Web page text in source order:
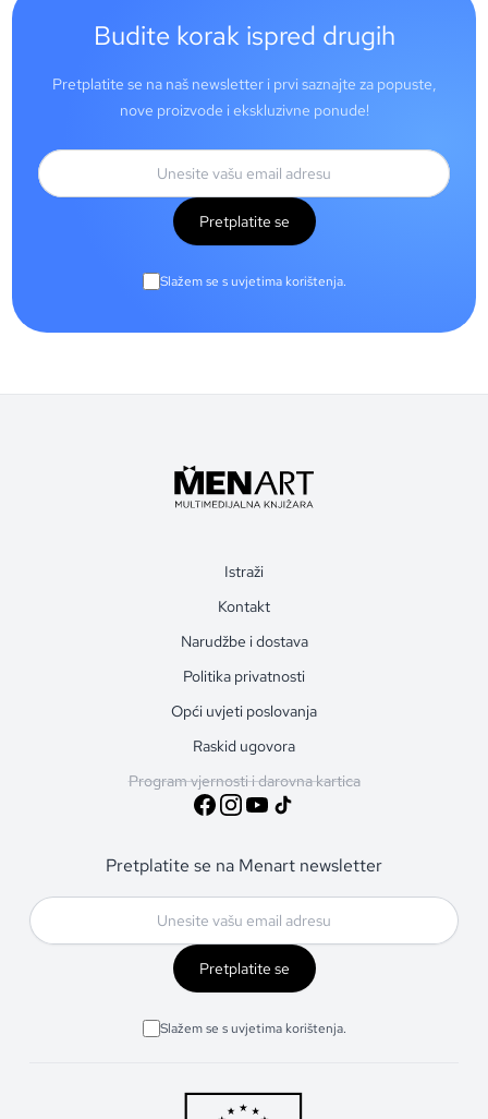
Budite korak ispred drugih
Pretplatite se na naš newsletter i prvi saznajte za popuste,
nove proizvode i ekskluzivne ponude!
Pretplatite se
Slažem se s uvjetima korištenja.
Istraži
Kontakt
Narudžbe i dostava
Politika privatnosti
Opći uvjeti poslovanja
Raskid ugovora
Program vjernosti i darovna kartica
Pretplatite se na Menart newsletter
Pretplatite se
Slažem se s uvjetima korištenja.